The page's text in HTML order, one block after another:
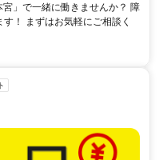
」で一緒に働きませんか？ 障
！ まずはお気軽にご相談く